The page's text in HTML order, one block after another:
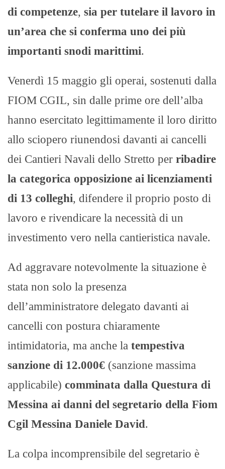
di competenze, sia per tutelare il lavoro in
un’area che si conferma uno dei più
importanti snodi marittimi.
Venerdì 15 maggio gli operai, sostenuti dalla
FIOM CGIL, sin dalle prime ore dell’alba
hanno esercitato legittimamente il loro diritto
allo sciopero riunendosi davanti ai cancelli
dei Cantieri Navali dello Stretto per ribadire
la categorica opposizione ai licenziamenti
di 13 colleghi, difendere il proprio posto di
lavoro e rivendicare la necessità di un
investimento vero nella cantieristica navale.
Ad aggravare notevolmente la situazione è
stata non solo la presenza
dell’amministratore delegato davanti ai
cancelli con postura chiaramente
intimidatoria, ma anche la tempestiva
sanzione di 12.000€ (sanzione massima
applicabile) comminata dalla Questura di
Messina ai danni del segretario della Fiom
Cgil Messina Daniele David.
La colpa incomprensibile del segretario è